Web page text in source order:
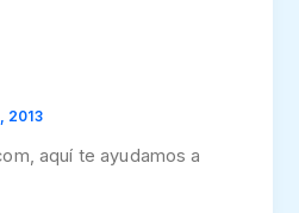
2013
aquí te ayudamos a